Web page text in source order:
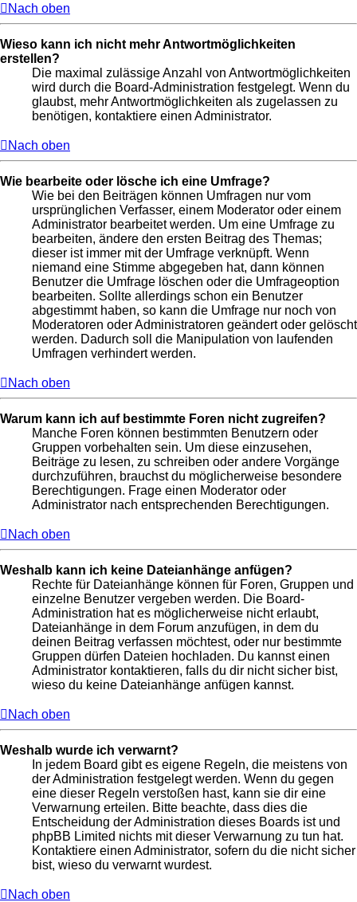
Nach oben
Wieso kann ich nicht mehr Antwortmöglichkeiten
erstellen?
Die maximal zulässige Anzahl von Antwortmöglichkeiten
wird durch die Board-Administration festgelegt. Wenn du
glaubst, mehr Antwortmöglichkeiten als zugelassen zu
benötigen, kontaktiere einen Administrator.
Nach oben
Wie bearbeite oder lösche ich eine Umfrage?
Wie bei den Beiträgen können Umfragen nur vom
ursprünglichen Verfasser, einem Moderator oder einem
Administrator bearbeitet werden. Um eine Umfrage zu
bearbeiten, ändere den ersten Beitrag des Themas;
dieser ist immer mit der Umfrage verknüpft. Wenn
niemand eine Stimme abgegeben hat, dann können
Benutzer die Umfrage löschen oder die Umfrageoption
bearbeiten. Sollte allerdings schon ein Benutzer
abgestimmt haben, so kann die Umfrage nur noch von
Moderatoren oder Administratoren geändert oder gelöscht
werden. Dadurch soll die Manipulation von laufenden
Umfragen verhindert werden.
Nach oben
Warum kann ich auf bestimmte Foren nicht zugreifen?
Manche Foren können bestimmten Benutzern oder
Gruppen vorbehalten sein. Um diese einzusehen,
Beiträge zu lesen, zu schreiben oder andere Vorgänge
durchzuführen, brauchst du möglicherweise besondere
Berechtigungen. Frage einen Moderator oder
Administrator nach entsprechenden Berechtigungen.
Nach oben
Weshalb kann ich keine Dateianhänge anfügen?
Rechte für Dateianhänge können für Foren, Gruppen und
einzelne Benutzer vergeben werden. Die Board-
Administration hat es möglicherweise nicht erlaubt,
Dateianhänge in dem Forum anzufügen, in dem du
deinen Beitrag verfassen möchtest, oder nur bestimmte
Gruppen dürfen Dateien hochladen. Du kannst einen
Administrator kontaktieren, falls du dir nicht sicher bist,
wieso du keine Dateianhänge anfügen kannst.
Nach oben
Weshalb wurde ich verwarnt?
In jedem Board gibt es eigene Regeln, die meistens von
der Administration festgelegt werden. Wenn du gegen
eine dieser Regeln verstoßen hast, kann sie dir eine
Verwarnung erteilen. Bitte beachte, dass dies die
Entscheidung der Administration dieses Boards ist und
phpBB Limited nichts mit dieser Verwarnung zu tun hat.
Kontaktiere einen Administrator, sofern du die nicht sicher
bist, wieso du verwarnt wurdest.
Nach oben